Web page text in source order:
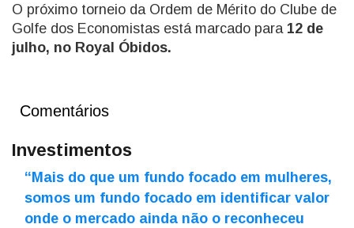
O próximo torneio da Ordem de Mérito do Clube de
Golfe dos Economistas está marcado para 12 de
julho, no Royal Óbidos.
Comentários
Investimentos
“Mais do que um fundo focado em mulheres,
somos um fundo focado em identificar valor
onde o mercado ainda não o reconheceu